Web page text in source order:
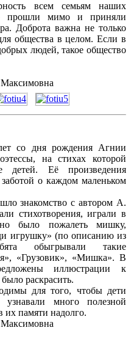
всем семьям наших
прошли мимо и приняли
Доброта важна не только
общества в целом. Если в
людей, такое общество
Максимовна
со дня рождения Агнии
на стихах которой
детей. Её произведения
о каждом маленьком
знакомство с автором А.
стихотворения, играли в
было пожалеть мишку,
игрушку» (по описанию из
обыгрывали такие
«Грузовик», «Мишка». В
иллюстрации к
раскрасить.
для того, чтобы дети
много полезной
их памяти надолго.
Максимовна